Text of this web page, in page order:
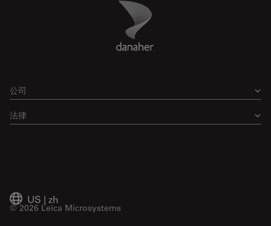
Danaher Logo
公司
法律
US | zh
© 2026 Leica Microsystems